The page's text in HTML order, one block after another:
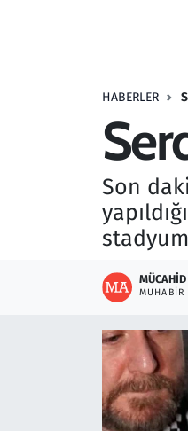
HABERLER
Son
MÜCAHID
MUHABIR
Savunma Sanayi
Seçim 2023
Televizyon